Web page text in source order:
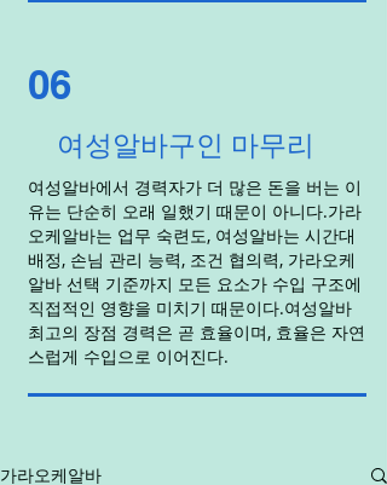
06
여성알바구인 마무리
여성알바에서 경력자가 더 많은 돈을 버는 이
유는 단순히 오래 일했기 때문이 아니다.가라
오케알바는 업무 숙련도, 여성알바는 시간대
배정, 손님 관리 능력, 조건 협의력, 가라오케
알바 선택 기준까지 모든 요소가 수입 구조에
직접적인 영향을 미치기 때문이다.여성알바
최고의 장점 경력은 곧 효율이며, 효율은 자연
스럽게 수입으로 이어진다.
가라오케알바